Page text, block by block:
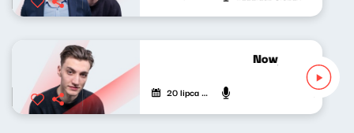
Nowy świt
20 lipca 2026 Mateusz